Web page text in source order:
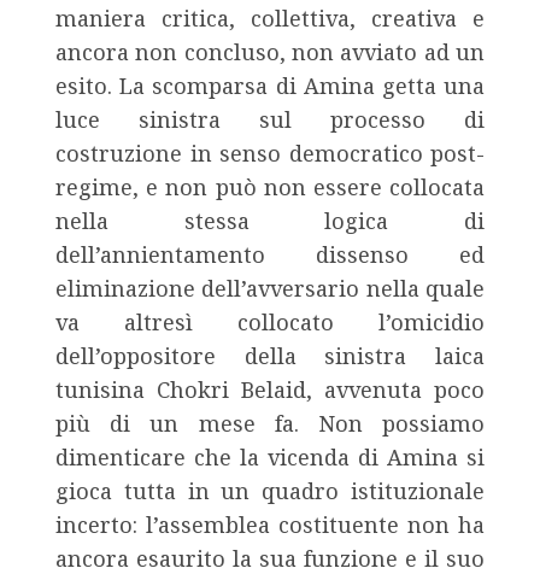
maniera critica, collettiva, creativa e
ancora non concluso, non avviato ad un
esito. La scomparsa di Amina getta una
luce sinistra sul processo di
costruzione in senso democratico post-
regime, e non può non essere collocata
nella stessa logica di
dell’annientamento dissenso ed
eliminazione dell’avversario nella quale
va altresì collocato l’omicidio
dell’oppositore della sinistra laica
tunisina Chokri Belaid, avvenuta poco
più di un mese fa. Non possiamo
dimenticare che la vicenda di Amina si
gioca tutta in un quadro istituzionale
incerto: l’assemblea costituente non ha
ancora esaurito la sua funzione e il suo